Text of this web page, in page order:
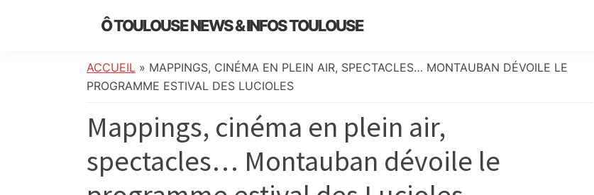
Ô TOULOUSE NEWS & INFOS TOULOUSE
de
l’actualité
:
info
locale,
société,
culture,
ACCUEIL » MAPPINGS, CINÉMA EN PLEIN AIR, SPECTACLES… MONTAUBAN DÉVOILE LE
PROGRAMME ESTIVAL DES LUCIOLES
Mappings, cinéma en plein air,
spectacles… Montauban dévoile le